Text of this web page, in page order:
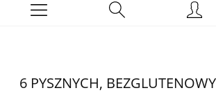
6 PYSZNYCH,